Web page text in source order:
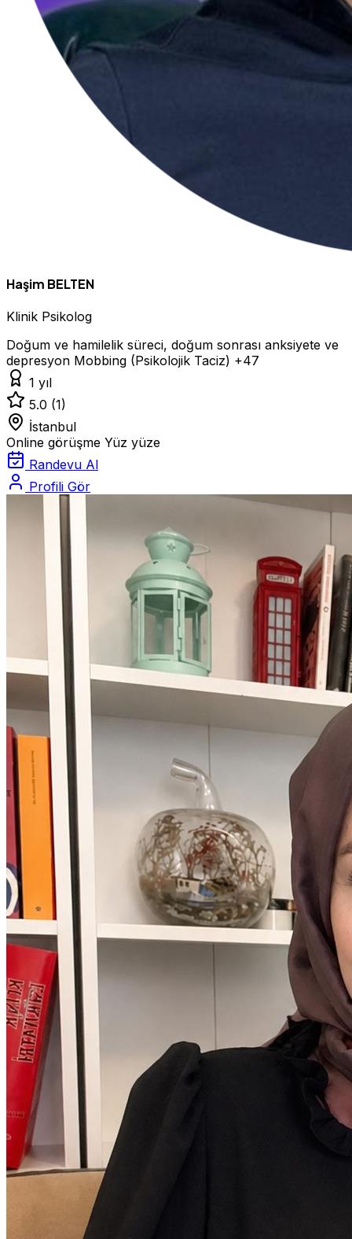
Haşim BELTEN
Klinik Psikolog
Doğum ve hamilelik süreci, doğum sonrası anksiyete ve
depresyon Mobbing (Psikolojik Taciz) +47
1 yıl
5.0 (1)
İstanbul
Online görüşme Yüz yüze
Randevu Al
Profili Gör